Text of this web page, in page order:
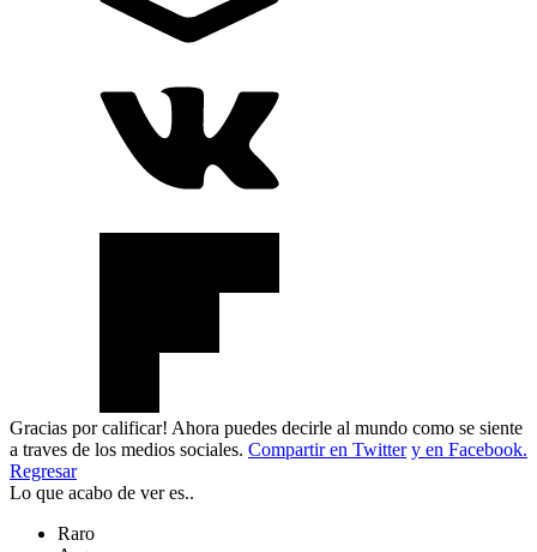
Gracias por calificar! Ahora puedes decirle al mundo como se siente
a traves de los medios sociales. Compartir en Twitter y en Facebook.
Regresar
Lo que acabo de ver es..
Raro